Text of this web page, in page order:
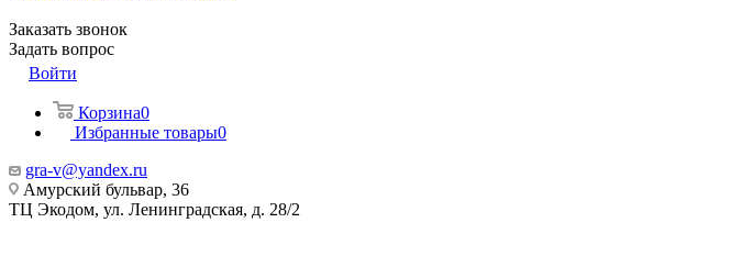
Заказать звонок
Задать вопрос
Войти
Корзина0
Избранные товары0
gra-v@yandex.ru
Амурский бульвар, 36
ТЦ Экодом, ул. Ленинградская, д. 28/2